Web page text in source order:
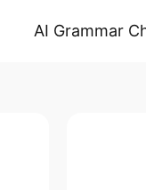
AI Grammar